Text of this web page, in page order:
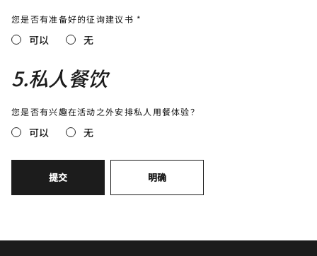
您是否有准备好的征询建议书 *
可以 无
5.私人餐饮
您是否有兴趣在活动之外安排私人用餐体验？
可以 无
提交 明确